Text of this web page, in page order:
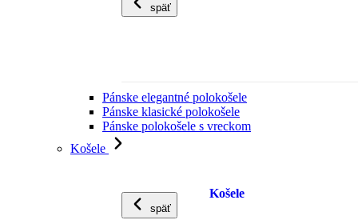
späť
Pánske elegantné polokošele
Pánske klasické polokošele
Pánske polokošele s vreckom
Košele
späť
Košele